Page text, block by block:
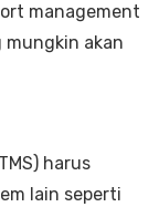
management
mungkin akan
harus
lain seperti